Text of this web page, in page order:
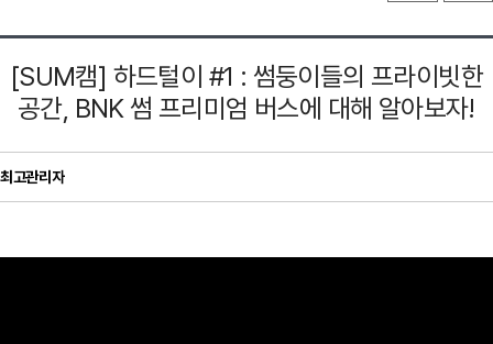
[SUM캠] 하드털이 #1 : 썸둥이들의 프라이빗한
공간, BNK 썸 프리미엄 버스에 대해 알아보자!
최고관리자